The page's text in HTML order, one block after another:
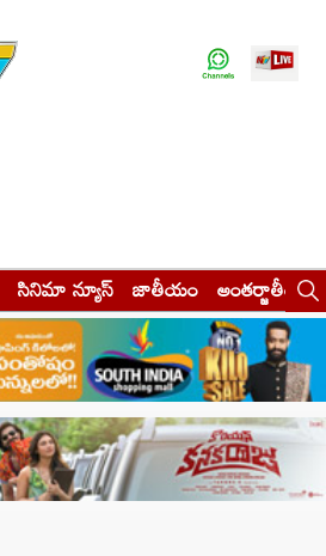
సినిమా న్యూస్ జాతీయం అంతర్జాతీయం